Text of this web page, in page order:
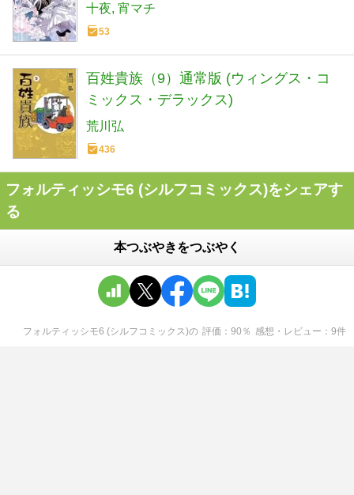
十夜 宵マチ
53
百姓貴族（9）通常版 (ウィングス・コ
ミックス・デラックス)
荒川弘
436
フォルティッシモ6 (シルフコミックス)をシェアす
る
本つぶやきをつぶやく
フォルティッシモ6 (シルフコミックス)の 評価 90 ％ 感想・レビュー 9件